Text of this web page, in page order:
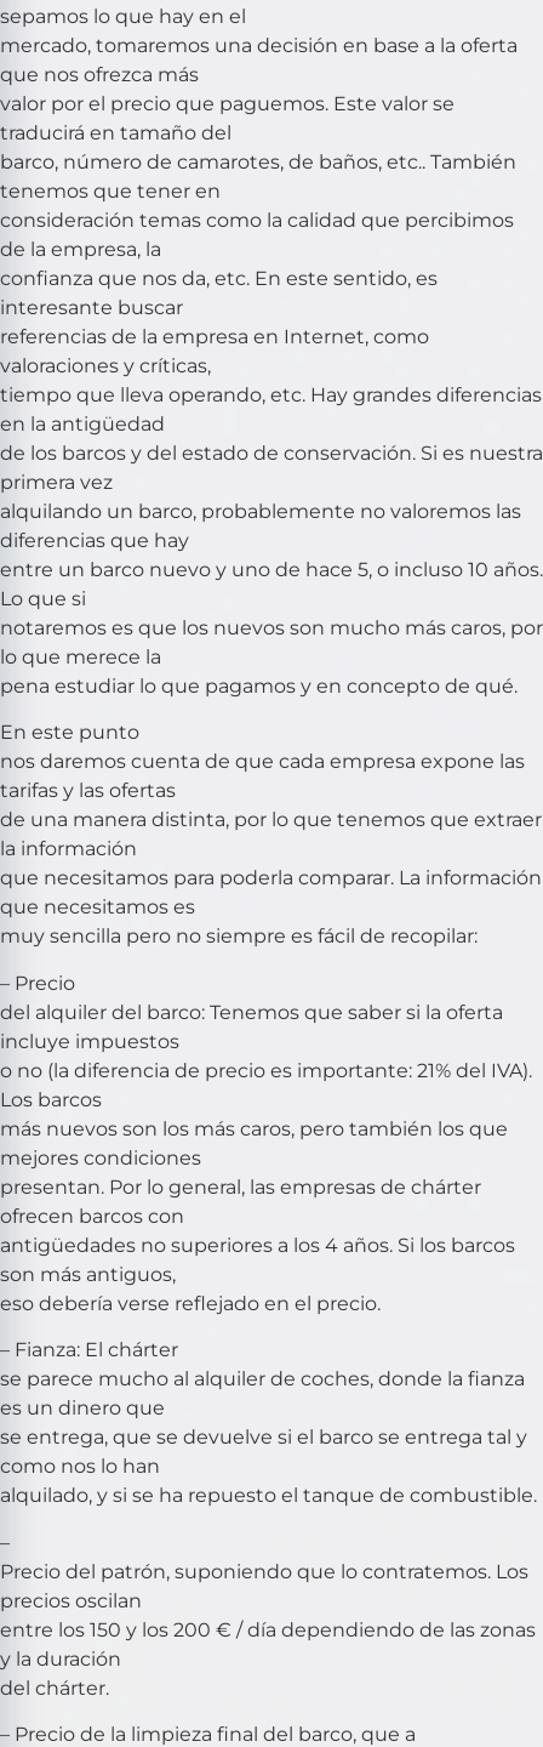
sepamos lo que hay en el
mercado, tomaremos una decisión en base a la oferta
que nos ofrezca más
valor por el precio que paguemos. Este valor se
traducirá en tamaño del
barco, número de camarotes, de baños, etc.. También
tenemos que tener en
consideración temas como la calidad que percibimos
de la empresa, la
confianza que nos da, etc. En este sentido, es
interesante buscar
referencias de la empresa en Internet, como
valoraciones y críticas,
tiempo que lleva operando, etc. Hay grandes diferencias
en la antigüedad
de los barcos y del estado de conservación. Si es nuestra
primera vez
alquilando un barco, probablemente no valoremos las
diferencias que hay
entre un barco nuevo y uno de hace 5, o incluso 10 años.
Lo que si
notaremos es que los nuevos son mucho más caros, por
lo que merece la
pena estudiar lo que pagamos y en concepto de qué.
En este punto
nos daremos cuenta de que cada empresa expone las
tarifas y las ofertas
de una manera distinta, por lo que tenemos que extraer
la información
que necesitamos para poderla comparar. La información
que necesitamos es
muy sencilla pero no siempre es fácil de recopilar:
– Precio
del alquiler del barco: Tenemos que saber si la oferta
incluye impuestos
o no (la diferencia de precio es importante: 21% del IVA).
Los barcos
más nuevos son los más caros, pero también los que
mejores condiciones
presentan. Por lo general, las empresas de chárter
ofrecen barcos con
antigüedades no superiores a los 4 años. Si los barcos
son más antiguos,
eso debería verse reflejado en el precio.
– Fianza: El chárter
se parece mucho al alquiler de coches, donde la fianza
es un dinero que
se entrega, que se devuelve si el barco se entrega tal y
como nos lo han
alquilado, y si se ha repuesto el tanque de combustible.
–
Precio del patrón, suponiendo que lo contratemos. Los
precios oscilan
entre los 150 y los 200 € / día dependiendo de las zonas
y la duración
del chárter.
– Precio de la limpieza final del barco, que a